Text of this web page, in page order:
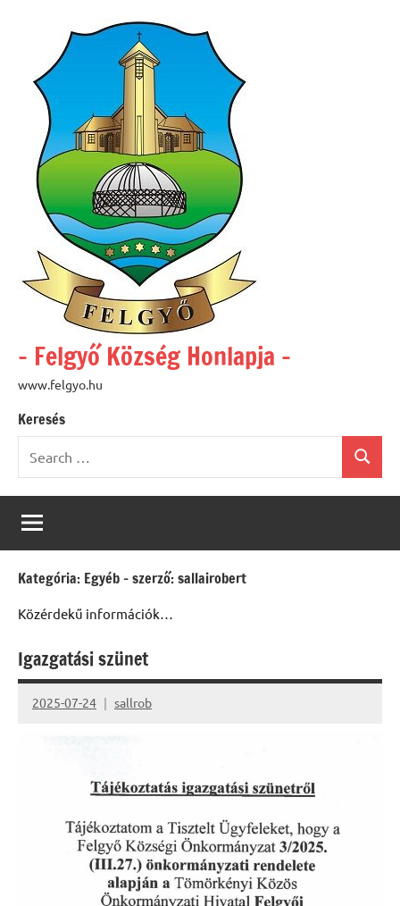
– Felgyő Község Honlapja –
www.felgyo.hu
Keresés
for:
Search
Kategória: Egyéb – szerző: sallairobert
Közérdekű információk…
Igazgatási szünet
2025-07-24 sallrob